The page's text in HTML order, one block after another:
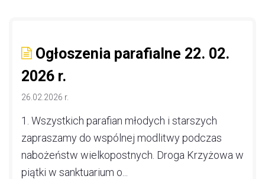
Ogłoszenia parafialne 22. 02.
2026 r.
26.02.2026 r.
1. Wszystkich parafian młodych i starszych
zapraszamy do wspólnej modlitwy podczas
nabożeństw wielkopostnych. Droga Krzyżowa w
piątki w sanktuarium o...